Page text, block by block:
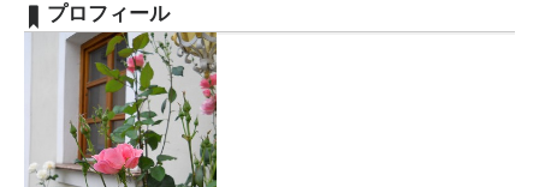
プロフィール